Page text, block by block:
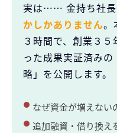
実は…… 金持ち社長
かしかありません。
３時間で、創業３
った成果実証済み
略」を公開します。
なぜ資金が増えない
追加融資・借り換え